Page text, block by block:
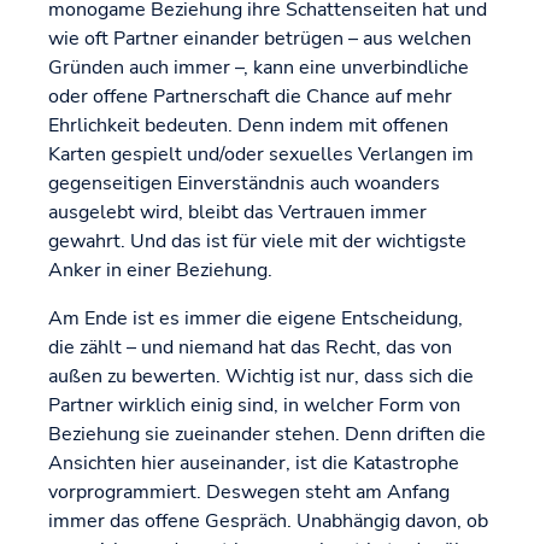
monogame Beziehung ihre Schattenseiten hat und
wie oft Partner einander betrügen – aus welchen
Gründen auch immer –, kann eine unverbindliche
oder offene Partnerschaft die Chance auf mehr
Ehrlichkeit bedeuten. Denn indem mit offenen
Karten gespielt und/oder sexuelles Verlangen im
gegenseitigen Einverständnis auch woanders
ausgelebt wird, bleibt das Vertrauen immer
gewahrt. Und das ist für viele mit der wichtigste
Anker in einer Beziehung.
Am Ende ist es immer die eigene Entscheidung,
die zählt – und niemand hat das Recht, das von
außen zu bewerten. Wichtig ist nur, dass sich die
Partner wirklich einig sind, in welcher Form von
Beziehung sie zueinander stehen. Denn driften die
Ansichten hier auseinander, ist die Katastrophe
vorprogrammiert. Deswegen steht am Anfang
immer das offene Gespräch. Unabhängig davon, ob